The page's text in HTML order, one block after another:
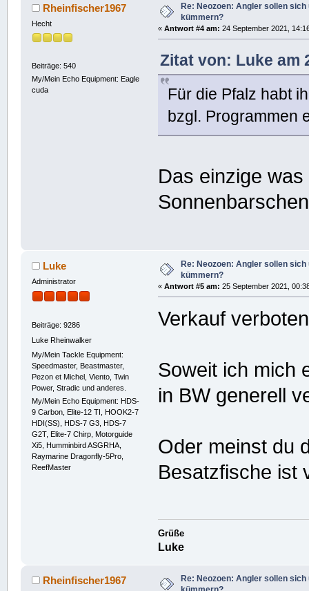
Rheinfischer1967
Hecht
Beiträge: 540
My/Mein Echo Equipment: Eagle
cuda
Re: Neozoen: Angler sollen
kümmern?
«Antwort #4 am: 24 September 2021,
Zitat von: Luke am
Für die Pfalz habt
bzgl. Programmen
Das einzige
Luke
Administrator
Beiträge: 9286
Luke Rheinwalker
My/Mein Tackle Equipment:
Speedmaster, Beastmaster,
Pezon et Michel, Viento, Twin
Power, Stradic und anderes.
My/Mein Echo Equipment: HDS-
9 Carbon, Elite-12 TI, HOOK2-7
HDI(SS), HDS-7 G3, HDS-7
G2T, Elite-7 Chirp, Motorguide
Xi5, Humminbird ASGRHA,
Raymarine Dragonfly-5Pro,
ReefMaster
Re: Neozoen: Angler sollen
kümmern?
«Antwort #5 am: 25 September 2021,
Verkauf
Soweit ich mich
in BW generell
Oder meinst du
Besatzfische ist
Grüße
Luke
Rheinfischer1967
Re: Neozoen: Angler sollen